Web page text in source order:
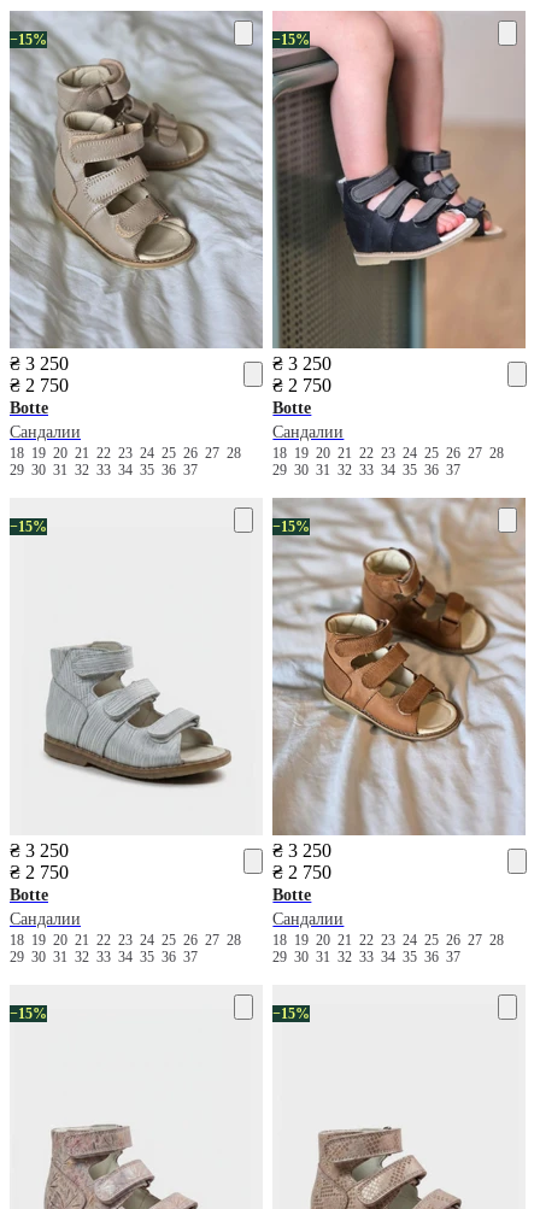
−15%
₴ 3 250
₴ 2 750
Botte
Сандалии
18 19 20 21 22 23 24 25 26 27 28
29 30 31 32 33 34 35 36 37
−15%
₴ 3 250
₴ 2 750
Botte
Сандалии
18 19202122232425262728
293031323334353637
−15%
₴ 3 250
₴ 2 750
Botte
Сандалии
18 19 20 21 22 23 24 25 26 27 28
29 30 31 32 33 34 35 36 37
−15%
₴ 3 250
₴ 2 750
Botte
Сандалии
18 19202122232425262728
293031323334353637
−15% −15%